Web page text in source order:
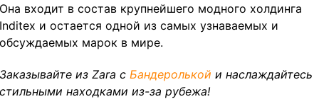
Она входит в состав крупнейшего модного холдинга
Inditex и остается одной из самых узнаваемых и
обсуждаемых марок в мире.
Заказывайте из Zara с Бандеролькой и наслаждайтесь
стильными находками из-за рубежа!